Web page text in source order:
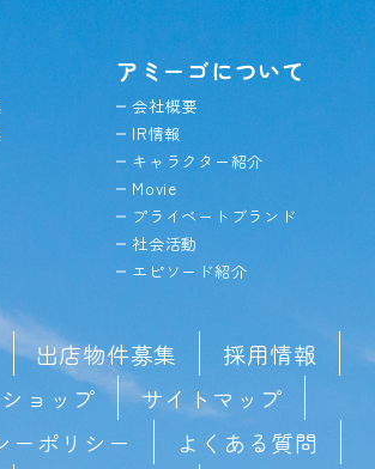
アミーゴについて
会社概要
IR情報
キャラクター紹介
Movie
プライベートブランド
社会活動
エピソード紹介
出店物件募集
採用情報
ョップ
サイトマップ
ーポリシー
よくある質問